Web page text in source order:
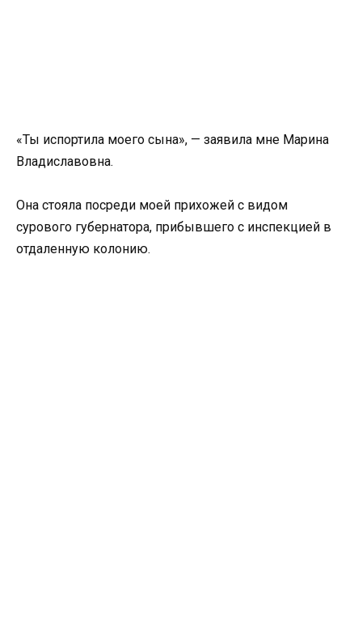
«Ты испортила моего сына», — заявила мне Марина
Владиславовна.
Она стояла посреди моей прихожей с видом
сурового губернатора, прибывшего с инспекцией в
отдаленную колонию.